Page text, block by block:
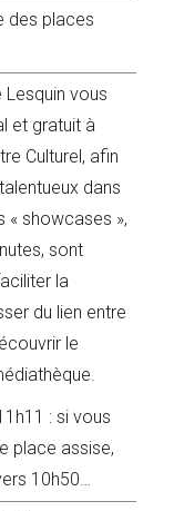
des places
Lesquin vous
et gratuit à
Culturel, afin
dans
« showcases »,
sont
la
du lien entre
le
: si vous
place assise,
10h50…